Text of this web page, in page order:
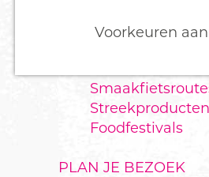
Voorkeuren
a
Wekerom
Streekproducten
Foodfestivals
PLAN JE BEZOEK